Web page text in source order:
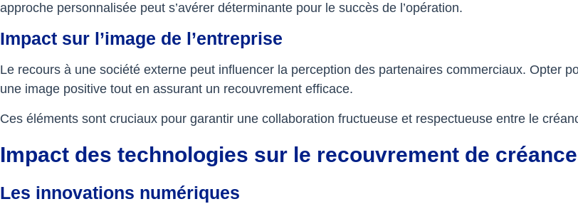
approche personnalisée peut s’avérer déterminante pour le succès de l’opération.
Impact sur l’image de l’entreprise
Le recours à une société externe peut influencer la perception des partenaires commerciaux. Opter
une image positive tout en assurant un recouvrement efficace.
Ces éléments sont cruciaux pour garantir une collaboration fructueuse et respectueuse entre le
Impact des technologies sur le recouvrement de
Les innovations numériques